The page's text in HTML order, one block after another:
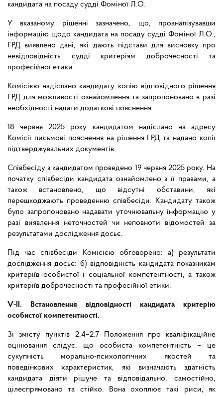
кандидата на посаду судді Фоміної Л.О.
У вказаному рішенні зазначено, що, проаналізувавши
інформацію щодо кандидата на посаду судді Фоміної Л.О.,
ГРД виявлено дані, які дають підстави для висновку про
невідповідність судді критеріям доброчесності та
професійної етики.
Комісією надіслано кандидату копію відповідного рішення
ГРД для можливості ознайомлення та запропоновано в разі
необхідності надати додаткові пояснення.
18 червня 2025 року кандидатом надіслано на адресу
Комісії письмові пояснення на рішення ГРД та надано копії
підтверджувальних документів.
Співбесіду з кандидатом проведено 19 червня 2025 року. На
початку співбесіди кандидата ознайомлено з її правами, а
також встановлено, що відсутні обставини, які
перешкоджають проведенню співбесіди. Кандидату також
було запропоновано надавати уточнювальну інформацію у
разі виявлення неточностей чи неповноти відомостей за
результатами дослідження досьє.
Під час співбесіди Комісією обговорено: а) результати
дослідження досьє; б) відповідність кандидата показникам
критеріїв особистої і соціальної компетентності, а також
критеріїв доброчесності та професійної етики.
V-ІІ. Встановлення відповідності кандидата критерію
особистої компетентності.
Зі змісту пунктів 2.4–2.7 Положення про кваліфікаційне
оцінювання слідує, що особиста компетентність – це
сукупність морально-психологічних якостей та
поведінкових характеристик, які визначають здатність
кандидата діяти рішуче та відповідально, самостійно,
цілеспрямовано та стійко. Вона охоплює такі риси, як